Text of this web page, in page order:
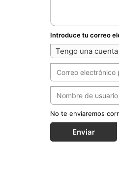
Introduce tu correo
Tengo una cuenta
No te enviaremos
Enviar